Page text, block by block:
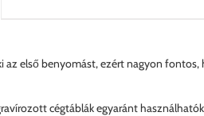
az első benyomást, ezért nagyon
cégtáblák egyaránt